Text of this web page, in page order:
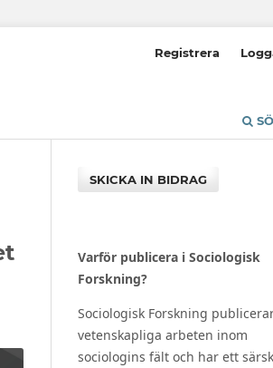
Registrera
SKICKA IN BIDRAG
Varför publicera i Sociologisk
Forskning?
Sociologisk Forskning
vetenskapliga arbeten inom
sociologins fält och har ett